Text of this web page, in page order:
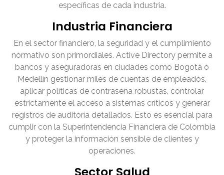
específicas de cada industria.
Industria Financiera
En el sector financiero, la seguridad y el cumplimiento
normativo son primordiales. Active Directory permite a
bancos y aseguradoras en ciudades como Bogotá o
Medellín gestionar miles de cuentas de empleados,
aplicar políticas de contraseña robustas, controlar
estrictamente el acceso a sistemas críticos y generar
registros de auditoría detallados. Esto es esencial para
cumplir con la Superintendencia Financiera de Colombia
y proteger la información sensible de clientes y
operaciones.